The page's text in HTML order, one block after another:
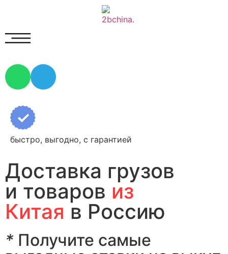
быстро, выгодно, с гарантией
Доставка грузов
и товаров из
Китая в Россию
* Получите самые